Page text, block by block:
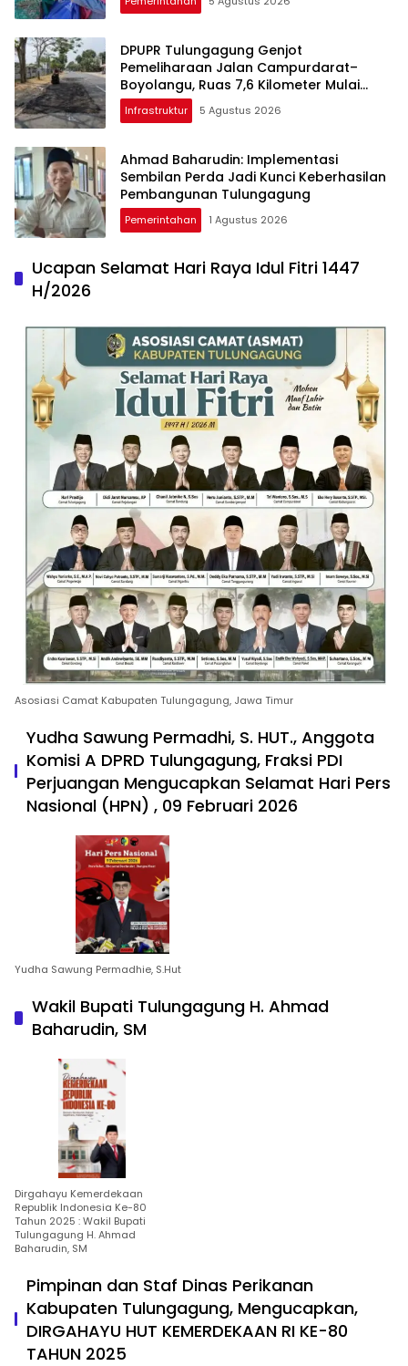
DPUPR Tulungagung Genjot
Pemeliharaan Jalan Campurdarat–
Boyolangu, Ruas 7,6 Kilometer Mulai
Diperbaiki
Infrastruktur 5 Agustus 2026
Ahmad Baharudin: Implementasi
Sembilan Perda Jadi Kunci Keberhasilan
Pembangunan Tulungagung
Pemerintahan 1 Agustus 2026
Ucapan Selamat Hari Raya Idul Fitri 1447
H/2026
Asosiasi Camat Kabupaten Tulungagung, Jawa Timur
Yudha Sawung Permadhi, S. HUT., Anggota
Komisi A DPRD Tulungagung, Fraksi PDI
Perjuangan Mengucapkan Selamat Hari Pers
Nasional (HPN) , 09 Februari 2026
Yudha Sawung Permadhie, S.Hut
Wakil Bupati Tulungagung H. Ahmad
Baharudin, SM
Dirgahayu Kemerdekaan
Republik Indonesia Ke-80
Tahun 2025 : Wakil Bupati
Tulungagung H. Ahmad
Baharudin, SM
Pimpinan dan Staf Dinas Perikanan
Kabupaten Tulungagung, Mengucapkan,
DIRGAHAYU HUT KEMERDEKAAN RI KE-80
TAHUN 2025